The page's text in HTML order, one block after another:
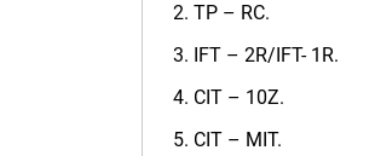
2. TP – RC.
3. IFT – 2R/IFT- 1R.
4. CIT – 10Z.
5. CIT – MIT.